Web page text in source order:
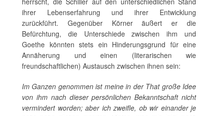
ihrer Lebenserfahrung und ihrer Entwicklung
zurückführt. Gegenüber Körner äußert er die
Befürchtung, die Unterschiede zwischen ihm und
Goethe könnten stets ein Hinderungsgrund für eine
Annäherung und einen (literarischen wie
freundschaftlichen) Austausch zwischen ihnen sein:
Im Ganzen genommen ist meine in der That große Idee
von ihm nach dieser persönlichen Bekanntschaft nicht
vermindert worden; aber ich zweifle, ob wir einander je